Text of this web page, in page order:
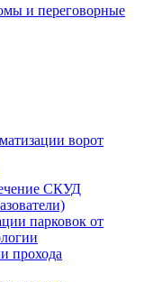
и переговорные
ворот
СКУД
парковок от
прохода